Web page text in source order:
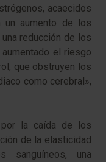
acaecidos
un aumento de los
reducción de los
el riesgo
que obstruyen los
como cerebral»,
por la caída de los
de la elasticidad
una